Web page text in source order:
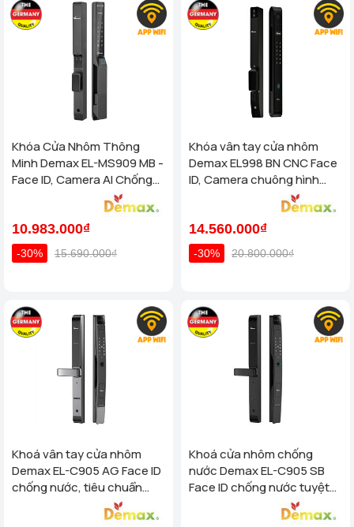
Khóa Cửa Nhôm Thông
Minh Demax EL-MS909 MB -
Face ID, Camera AI Chống
Nước IP66 Cho Cửa Nhôm
10.983.000₫
-30% 15.690.000₫
Khóa vân tay cửa nhôm
Demax EL998 BN CNC Face
ID, Camera chuông hình
chống nước của tiêu chuẩn
14.560.000₫
-30% 20.800.000₫
Khoá vân tay cửa nhôm
Demax EL-C905 AG Face ID
chống nước, tiêu chuẩn
Khoá cửa nhôm chống
nước Demax EL-C905 SB
Face ID chống nước tuyệt
đối - tiêu chuẩn Của Đức